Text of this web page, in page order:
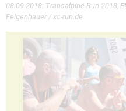
08.09.2018: Transalpine Run 2018,
Felgenhauer / xc-run.de